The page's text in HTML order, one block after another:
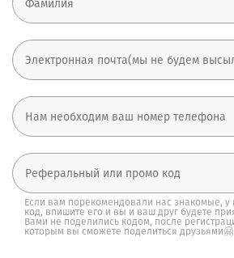
Если вам порекомендовали нас знакомые, у
код, впишите его и вы и ваш друг будете
Вами не поделились кодом, после
которым вы сможете поделиться друзьями🤗